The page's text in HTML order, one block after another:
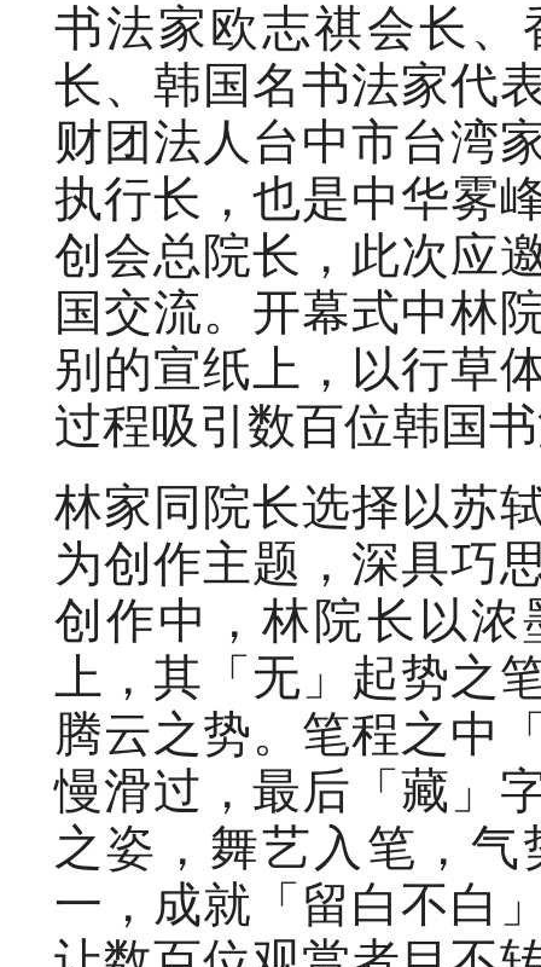
书法家欧志祺会长
长、韩国名书法家代
财团法人台中市台湾
执行长，也是中华雾
创会总院长，此次应
国交流。开幕式中林
别的宣纸上，以行草
过程吸引数百位韩国
林家同院长选择以苏
为创作主题，深具巧
创作中，林院长以
上，其「无」起势之
腾云之势。笔程之中
慢滑过，最后「藏」
之姿，舞艺入笔，
一，成就「留白不白